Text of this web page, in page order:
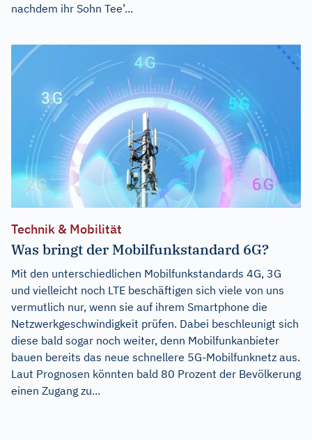
nachdem ihr Sohn Tee’...
Technik & Mobilität
Was bringt der Mobilfunkstandard 6G?
Mit den unterschiedlichen Mobilfunkstandards 4G, 3G
und vielleicht noch LTE beschäftigen sich viele von uns
vermutlich nur, wenn sie auf ihrem Smartphone die
Netzwerkgeschwindigkeit prüfen. Dabei beschleunigt sich
diese bald sogar noch weiter, denn Mobilfunkanbieter
bauen bereits das neue schnellere 5G-Mobilfunknetz aus.
Laut Prognosen könnten bald 80 Prozent der Bevölkerung
einen Zugang zu...